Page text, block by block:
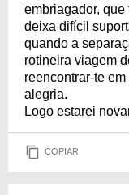
embriagador, que
deixa difícil
quando a
rotineira viagem
reencontrar-te
alegria.
Logo estarei
COPIAR